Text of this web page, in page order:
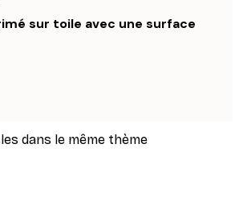
sur toile avec une surface
dans le même thème